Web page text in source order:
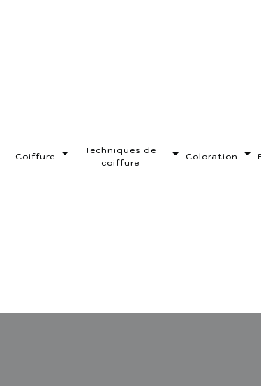
Coiffure
Techniques de
coiffure
Coloration